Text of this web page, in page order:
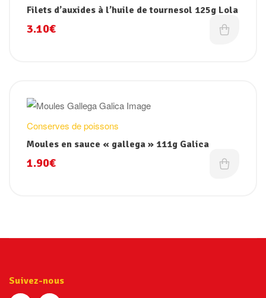
Filets d’auxides à l’huile de tournesol 125g Lola
3.10€
Conserves de poissons
Moules en sauce « gallega » 111g Galica
1.90€
Suivez-nous